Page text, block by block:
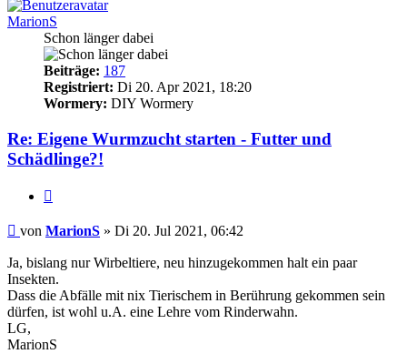
MarionS
Schon länger dabei
Beiträge: 187
Registriert: Di 20. Apr 2021, 18:20
Wormery: DIY Wormery
Re: Eigene Wurmzucht starten - Futter und
Schädlinge?!
Beitrag
von MarionS » Di 20. Jul 2021, 06:42
Ja, bislang nur Wirbeltiere, neu hinzugekommen halt ein paar
Insekten.
Dass die Abfälle mit nix Tierischem in Berührung gekommen sein
dürfen, ist wohl u.A. eine Lehre vom Rinderwahn.
LG,
MarionS